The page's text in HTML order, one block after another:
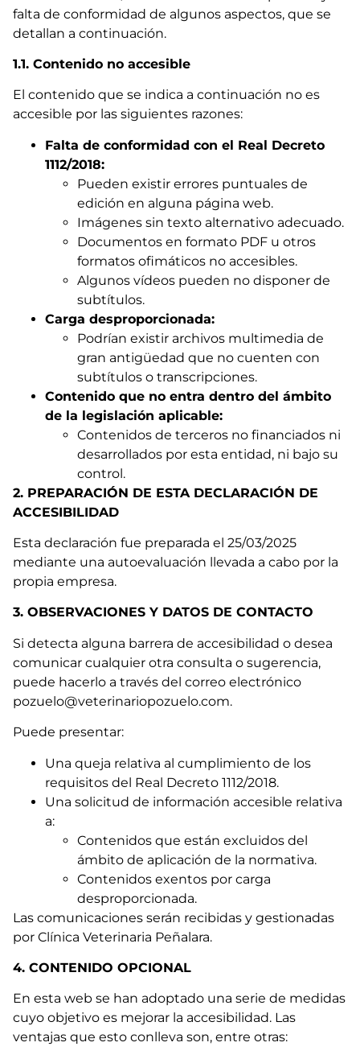
falta de conformidad de algunos aspectos, que se
detallan a continuación.
1.1. Contenido no accesible
El contenido que se indica a continuación no es
accesible por las siguientes razones:
Falta de conformidad con el Real Decreto
1112/2018:
Pueden existir errores puntuales de
edición en alguna página web.
Imágenes sin texto alternativo adecuado.
Documentos en formato PDF u otros
formatos ofimáticos no accesibles.
Algunos vídeos pueden no disponer de
subtítulos.
Carga desproporcionada:
Podrían existir archivos multimedia de
gran antigüedad que no cuenten con
subtítulos o transcripciones.
Contenido que no entra dentro del ámbito
de la legislación aplicable:
Contenidos de terceros no financiados ni
desarrollados por esta entidad, ni bajo su
control.
2. PREPARACIÓN DE ESTA DECLARACIÓN DE
ACCESIBILIDAD
Esta declaración fue preparada el 25/03/2025
mediante una autoevaluación llevada a cabo por la
propia empresa.
3. OBSERVACIONES Y DATOS DE CONTACTO
Si detecta alguna barrera de accesibilidad o desea
comunicar cualquier otra consulta o sugerencia,
puede hacerlo a través del correo electrónico
pozuelo@veterinariopozuelo.com.
Puede presentar:
Una queja relativa al cumplimiento de los
requisitos del Real Decreto 1112/2018.
Una solicitud de información accesible relativa
a:
Contenidos que están excluidos del
ámbito de aplicación de la normativa.
Contenidos exentos por carga
desproporcionada.
Las comunicaciones serán recibidas y gestionadas
por Clínica Veterinaria Peñalara.
4. CONTENIDO OPCIONAL
En esta web se han adoptado una serie de medidas
cuyo objetivo es mejorar la accesibilidad. Las
ventajas que esto conlleva son, entre otras: